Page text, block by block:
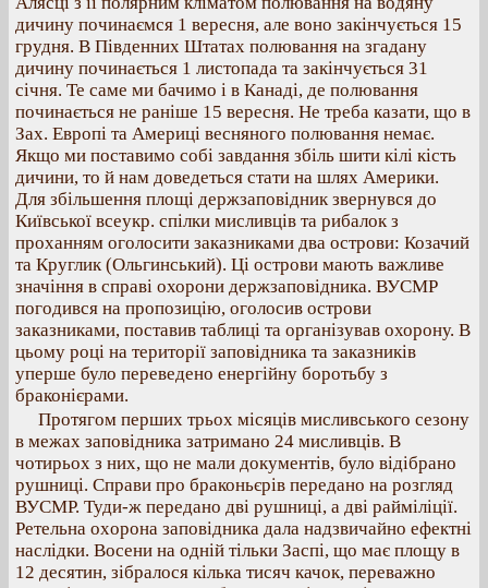
дичину починаємся 1 вересня, але воно закінчується 15
грудня. В Південних Штатах полювання на згадану
дичину починається 1 листопада та закінчується 31
січня. Те саме ми бачимо і в Канаді, де полювання
починається не раніше 15 вересня. Не треба казати, що в
Зах. Европі та Америці весняного полювання немає.
Якщо ми поставимо собі завдання збіль шити кілі кість
дичини, то й нам доведеться стати на шлях Америки.
Для збільшення площі держзаповідник звернувся до
Київської всеукр. спілки мисливців та рибалок з
проханням оголосити заказниками два острови: Козачий
та Круглик (Ольгинський). Ці острови мають важливе
значіння в справі охорони держзаповідника. ВУСМР
погодився на пропозицію, оголосив острови
заказниками, поставив таблиці та організував охорону. В
цьому році на території заповідника та заказників
уперше було переведено енергійну боротьбу з
браконієрами.
Протягом перших трьох місяців мисливського сезону
в межах заповідника затримано 24 мисливців. В
чотирьох з них, що не мали документів, було відібрано
рушниці. Справи про браконьєрів передано на розгляд
ВУСМР. Туди‐ж передано дві рушниці, а дві райміліції.
Ретельна oxoрона заповідника дала надзвичайно ефектні
наслідки. Восени на одній тільки Заспі, що має площу в
12 десятин, зібралося кілька тисяч качок, переважно